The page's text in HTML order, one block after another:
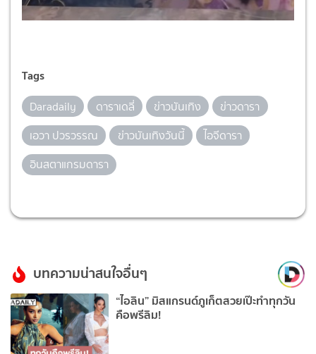
Tags
Daradaily ดาราเดลี่ ข่าวบันเทิง
ข่าวดารา
เอวา ปวรวรรณ
ข่าวบันเทิงวันนี้
ไอจีดารา
อินสตาแกรมดารา
บทความน่าสนใจอื่นๆ
“ไอลิน” มิสแกรนด์ภูเก็ตสวยเป๊ะทำทุกวัน
คือพรีลิม!